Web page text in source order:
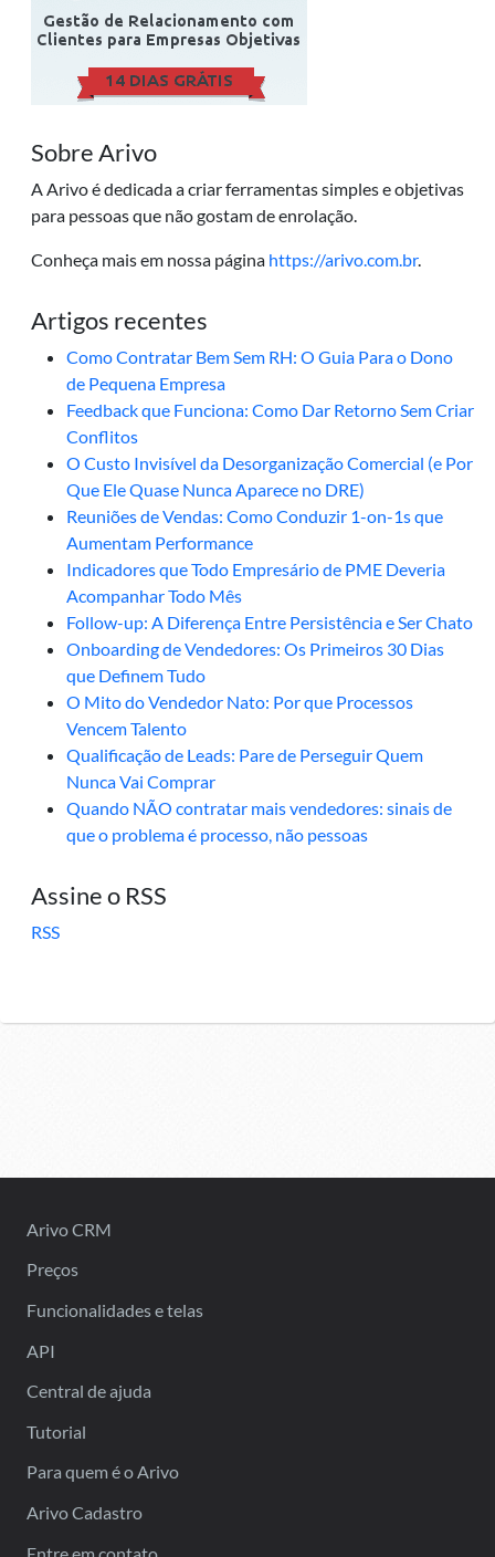
Sobre Arivo
A Arivo é dedicada a criar ferramentas simples e objetivas
para pessoas que não gostam de enrolação.
Conheça mais em nossa página https://arivo.com.br.
Artigos recentes
Como Contratar Bem Sem RH: O Guia Para o Dono
de Pequena Empresa
Feedback que Funciona: Como Dar Retorno Sem Criar
Conflitos
O Custo Invisível da Desorganização Comercial (e Por
Que Ele Quase Nunca Aparece no DRE)
Reuniões de Vendas: Como Conduzir 1-on-1s que
Aumentam Performance
Indicadores que Todo Empresário de PME Deveria
Acompanhar Todo Mês
Follow-up: A Diferença Entre Persistência e Ser Chato
Onboarding de Vendedores: Os Primeiros 30 Dias
que Definem Tudo
O Mito do Vendedor Nato: Por que Processos
Vencem Talento
Qualificação de Leads: Pare de Perseguir Quem
Nunca Vai Comprar
Quando NÃO contratar mais vendedores: sinais de
que o problema é processo, não pessoas
Assine o RSS
RSS
Arivo CRM
Preços
Funcionalidades e telas
API
Central de ajuda
Tutorial
Para quem é o Arivo
Arivo Cadastro
Entre em contato